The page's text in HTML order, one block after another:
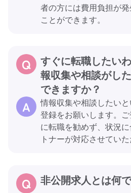
者の方には費用負担が
ことができます。
すぐに転職したい
報収集や相談がし
できますか？
情報収集や相談したい
登録をお願いします。
に転職を勧めず、状況
トナーが対応させていた
非公開求人とは何